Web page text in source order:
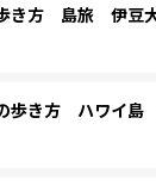
き方 島旅 伊豆
歩き方 ハワイ島